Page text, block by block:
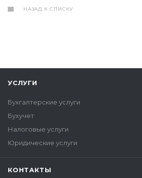
НАЗАД К СПИСКУ
УСЛУГИ
Бухгалтерские услуги
Бухучет
Налоговые услуги
Юридические услуги
КОНТАКТЫ